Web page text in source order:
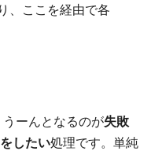
、ここを経由で各
ーんとなるのが失敗
したい処理です。単純